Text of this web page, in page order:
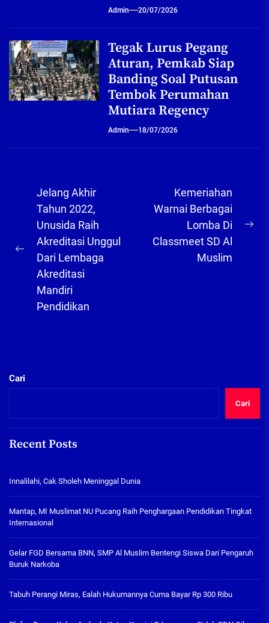
Admin 20/07/2026
Tegak Lurus Pegang
Aturan, Pemkab Siap
Banding Soal Putusan
Tembok Perumahan
Mutiara Regency
Admin 18/07/2026
Navigasi
pos
Previous
post:
Jelang Akhir
Tahun 2022,
Unusida Raih
Akreditasi Unggul
Dari Lembaga
Akreditasi
Mandiri
Pendidikan
Kemeriahan
Warnai Berbagai
Lomba Di
Classmeet SD Al
Muslim
Cari
Cari
Recent Posts
Innalilahi, Cak Sholeh Meninggal Dunia
Mantap, MI Muslimat NU Pucang Raih Penghargaan Pendidikan Tingkat
Internasional
Gelar FGD Bersama BNN, SMP Al Muslim Bentengi Siswa Dari Pengaruh
Buruk Narkoba
Tabuh Perangi Miras, Ealah Hukumannya Cuma Bayar Rp 300 Ribu